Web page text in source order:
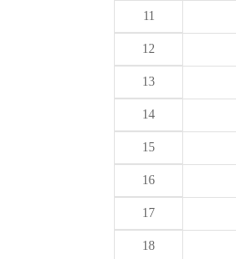
11
12
13
14
15
16
17
18